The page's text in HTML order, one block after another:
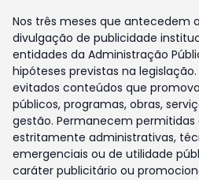
Nos três meses que antecedem
divulgação de publicidade
entidades da Administração
hipóteses previstas na
evitados conteúdos que
públicos, programas, obras,
gestão. Permanecem
estritamente administrativas,
emergenciais ou de utilidade
caráter publicitário ou